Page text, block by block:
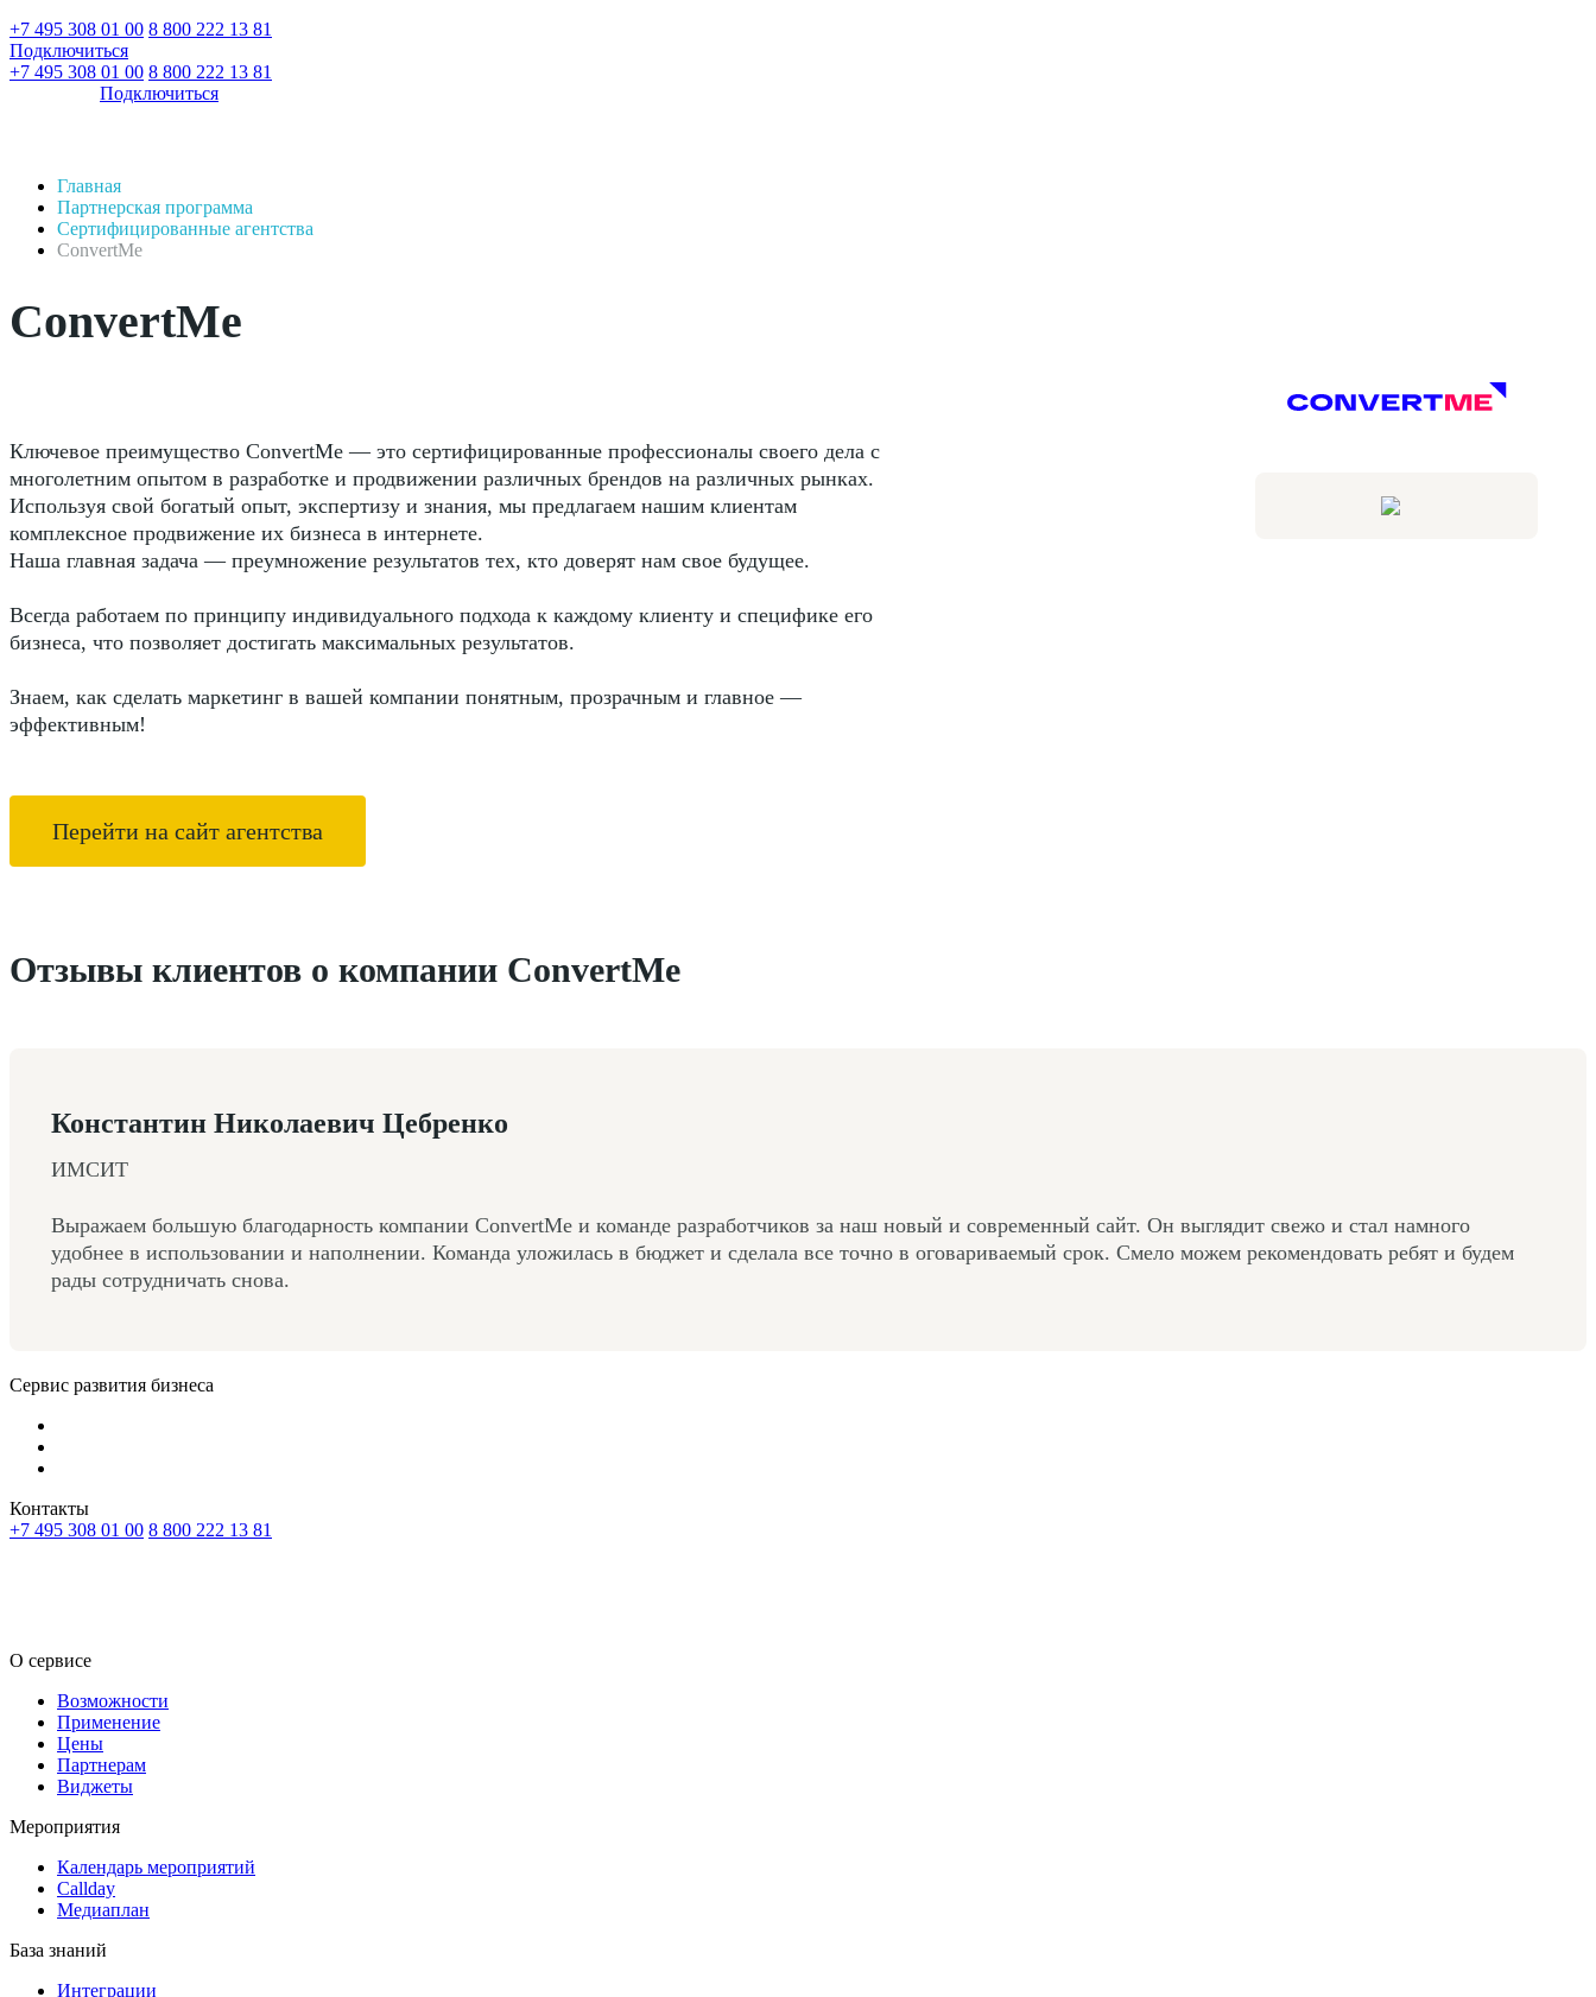
+7 495 308 01 00 8 800 222 13 81
Подключиться
+7 495 308 01 00 8 800 222 13 81
Подключиться
Главная
Партнерская программа
Сертифицированные агентства
ConvertMe
ConvertMe
Ключевое преимущество ConvertMe — это сертифицированные профессионалы своего дела с
многолетним опытом в разработке и продвижении различных брендов на различных рынках.
Используя свой богатый опыт, экспертизу и знания, мы предлагаем нашим клиентам
комплексное продвижение их бизнеса в интернете.
Наша главная задача — преумножение результатов тех, кто доверят нам свое будущее.
Всегда работаем по принципу индивидуального подхода к каждому клиенту и специфике его
бизнеса, что позволяет достигать максимальных результатов.
Знаем, как сделать маркетинг в вашей компании понятным, прозрачным и главное —
эффективным!
Перейти на сайт агентства
Отзывы клиентов о компании ConvertMe
Константин Николаевич Цебренко
ИМСИТ
Выражаем большую благодарность компании ConvertMe и команде разработчиков за наш новый и современный сайт. Он выглядит свежо и стал намного
удобнее в использовании и наполнении. Команда уложилась в бюджет и сделала все точно в оговариваемый срок. Смело можем рекомендовать ребят и будем
рады сотрудничать снова.
Сервис развития бизнеса
Контакты
+7 495 308 01 00 8 800 222 13 81
О сервисе
Возможности
Применение
Цены
Партнерам
Виджеты
Мероприятия
Календарь мероприятий
Callday
Медиаплан
База знаний
Интеграции